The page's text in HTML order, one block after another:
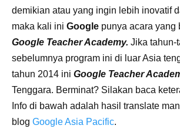
demikian atau yang ingin lebih inovatif
maka kali ini Google punya acara yang
Google Teacher Academy. Jika tahun-
sebelumnya program ini di luar Asia
tahun 2014 ini Google Teacher
Tenggara. Berminat? Silakan baca
Info di bawah adalah hasil translate
blog Google Asia Pacific.